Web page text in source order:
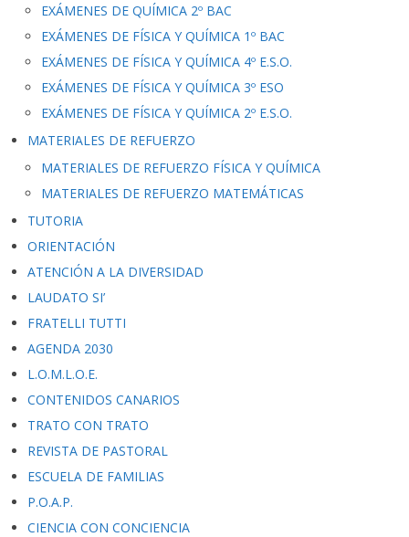
EXÁMENES DE QUÍMICA 2º BAC
EXÁMENES DE FÍSICA Y QUÍMICA 1º BAC
EXÁMENES DE FÍSICA Y QUÍMICA 4º E.S.O.
EXÁMENES DE FÍSICA Y QUÍMICA 3º ESO
EXÁMENES DE FÍSICA Y QUÍMICA 2º E.S.O.
MATERIALES DE REFUERZO
MATERIALES DE REFUERZO FÍSICA Y QUÍMICA
MATERIALES DE REFUERZO MATEMÁTICAS
TUTORIA
ORIENTACIÓN
ATENCIÓN A LA DIVERSIDAD
LAUDATO SI’
FRATELLI TUTTI
AGENDA 2030
L.O.M.L.O.E.
CONTENIDOS CANARIOS
TRATO CON TRATO
REVISTA DE PASTORAL
ESCUELA DE FAMILIAS
P.O.A.P.
CIENCIA CON CONCIENCIA